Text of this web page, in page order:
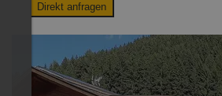
Direkt anfragen